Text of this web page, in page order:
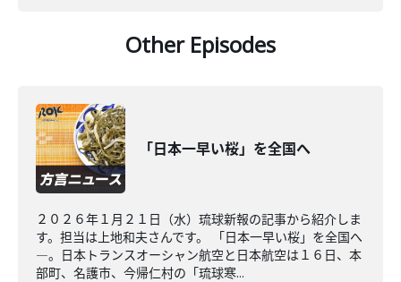
Other Episodes
「日本一早い桜」を全国へ
２０２６年１月２１日（水）琉球新報の記事から紹介しま
す。担当は上地和夫さんです。 「日本一早い桜」を全国へ
―。日本トランスオーシャン航空と日本航空は１６日、本
部町、名護市、今帰仁村の「琉球寒...